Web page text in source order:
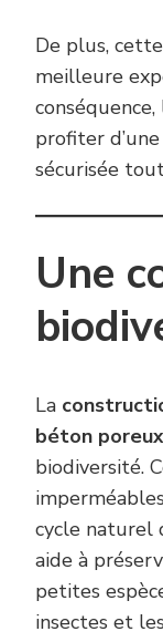
De plus,
meilleure
profiter
sécurisée
Une
La
béton
biodiversité.
cycle naturel
aide à
petites
insectes et